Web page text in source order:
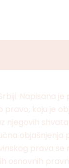
Napisana
koju je
njegovih
prava se
osnovnih